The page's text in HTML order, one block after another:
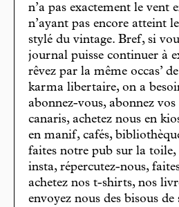
n’a pas exactement le
n’ayant pas encore atteint
stylé du vintage. Bref, si
journal puisse continuer à
rêvez par la même occas’
karma libertaire, on a
abonnez-vous, abonnez
canaris, achetez nous en
en manif, cafés,
faites notre pub sur la toile,
insta, répercutez-nous,
achetez nos t-shirts, nos
envoyez nous des bisous